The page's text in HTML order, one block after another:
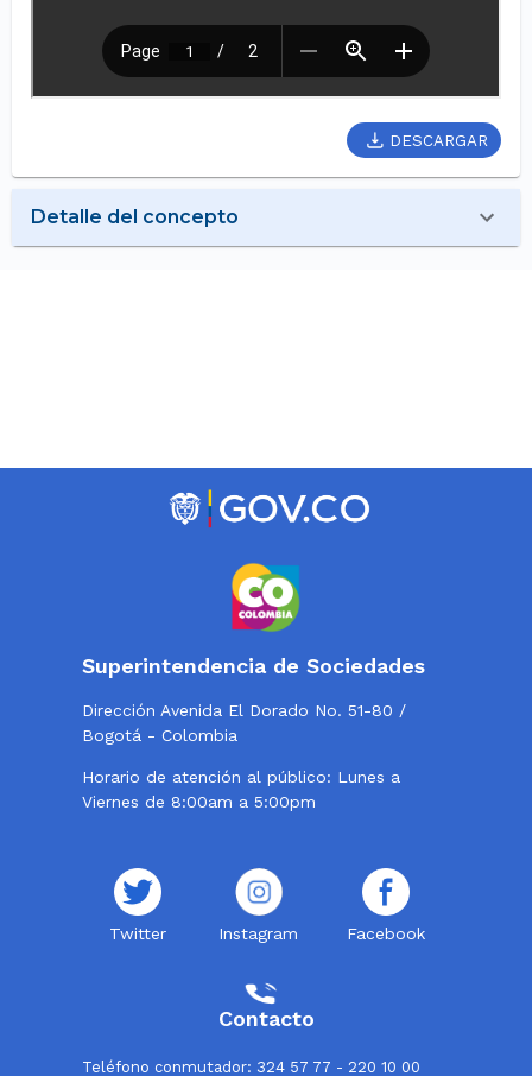
DESCARGAR
Detalle del concepto
Superintendencia de Sociedades
Dirección Avenida El Dorado No. 51-80 /
Bogotá - Colombia
Horario de atención al público: Lunes a
Viernes de 8:00am a 5:00pm
Twitter Instagram Facebook
Contacto
Teléfono conmutador: 324 57 77 - 220 10 00